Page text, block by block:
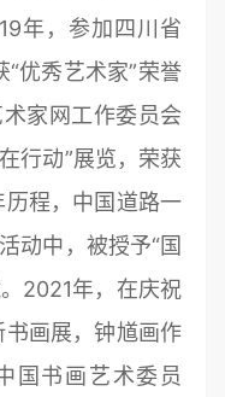
年，参加四川省
“优秀艺术家”荣誉
家网工作委员会
行动”展览，荣获
历程，中国道路一
动中，被授予“国
2021年，在庆祝
画展，钟馗画作
国书画艺术委员